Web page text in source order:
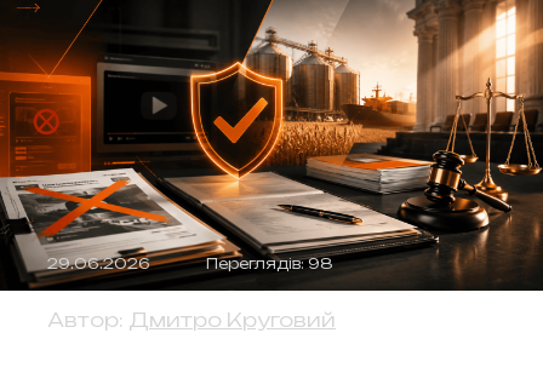
29.06.2026 Переглядів: 98
Автор: Дмитро Круговий